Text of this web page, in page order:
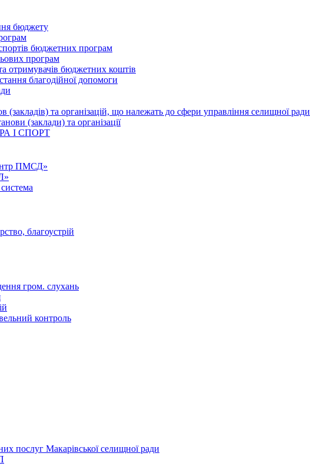
бюджету
бюджетних програм
програм
отримувачів бюджетних коштів
благодійної допомоги
(закладів) та організацій, що належать до сфери управління селищної ради
(заклади) та організації
І СПОРТ
ПМСД»
благоустрій
гром. слухань
контроль
послуг Макарівської селищної ради